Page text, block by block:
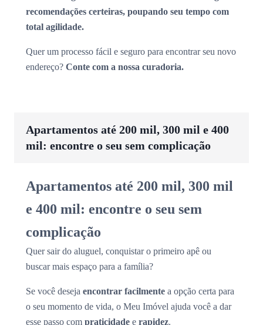
recomendações certeiras, poupando seu tempo com
total agilidade.
Quer um processo fácil e seguro para encontrar seu novo
endereço? Conte com a nossa curadoria.
Apartamentos até 200 mil, 300 mil e 400
mil: encontre o seu sem complicação
Apartamentos até 200 mil, 300 mil
e 400 mil: encontre o seu sem
complicação
Quer sair do aluguel, conquistar o primeiro apê ou
buscar mais espaço para a família?
Se você deseja encontrar facilmente a opção certa para
o seu momento de vida, o Meu Imóvel ajuda você a dar
esse passo com praticidade e rapidez.